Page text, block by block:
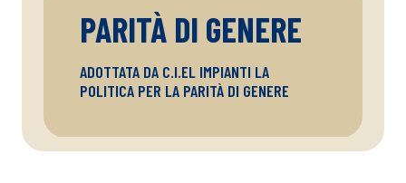
PARITÀ DI GENERE
ADOTTATA DA C.I.EL IMPIANTI LA
POLITICA PER LA PARITÀ DI GENERE